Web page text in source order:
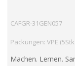
CAFGR-31GEN057
Packungen: VPE
Machen. Lernen.